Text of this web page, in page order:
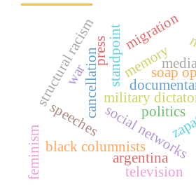
military
memory
cancellation
social networks
black columnists
media
standpoint
structural racism migration
politics
speeches
press
war
argentina
soap
television
feminism